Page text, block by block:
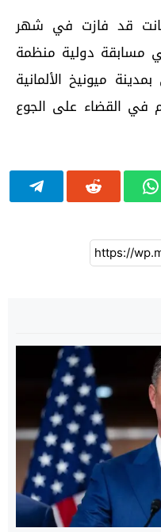
كانت قد فازت في شهر
في مسابقة دولية منظمة
ميونيخ الألمانية
في القضاء على الجوع